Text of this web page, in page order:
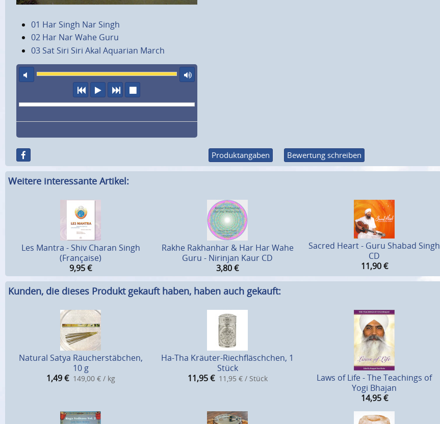
01 Har Singh Nar Singh
02 Har Nar Wahe Guru
03 Sat Siri Siri Akal Aquarian March
Ton aus
vorheriger Titel
Abspielennächster Titel
Produktangaben Bewertung schreiben
Weitere interessante Artikel:
Les Mantra - Shiv Charan Singh
(Française)
9,95€
Rakhe Rakhanhar & Har Har Wahe
Guru - Nirinjan Kaur CD
3,80€
Sacred Heart - Guru Shabad Singh
CD
11,90 €
Kunden, die dieses Produkt gekauft haben, haben auch gekauft:
Natural Satya Räucherstäbchen,
10 g
1,49 € 149,00 € / kg
Ha-Tha Kräuter-Riechfläschchen, 1
Stück
11,95 € 11,95 € / Stück
Laws of Life - The Teachings of
Yogi Bhajan
14,95 €